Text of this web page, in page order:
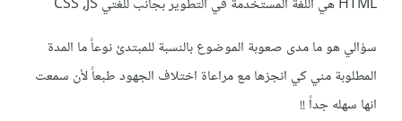
HTML هي اللغة المستخدمة في التطوير بجانب للغتي CSS ,JS
سؤالي هو ما مدى صعوبة الموضوع بالنسبة للمبتدئ نوعاً ما المدة
المطلوبة مني كي انجزها مع مراعاة اختلاف الجهود طبعاً لأن سمعت
انها سهله جداً !!